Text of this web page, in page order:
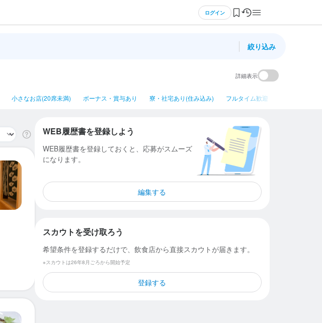
ログイン
絞り込み
詳細表示
小さなお店(20席未満) ボーナス・賞与あり 寮・社宅あり(住み込み) フルタイム歓迎
WEB履歴書を登録しよう
WEB履歴書を登録しておくと、応募がスムーズ
になります。
編集する
スカウトを受け取ろう
希望条件を登録するだけで、飲食店から直接スカウトが届きます。
※スカウトは26年8月ごろから開始予定
登録する